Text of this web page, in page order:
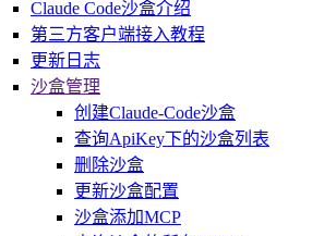
Claude Code沙盒介绍
第三方客户端接入教程
更新日志
沙盒管理
创建Claude-Code沙盒
查询ApiKey下的沙盒列表
删除沙盒
更新沙盒配置
沙盒添加MCP